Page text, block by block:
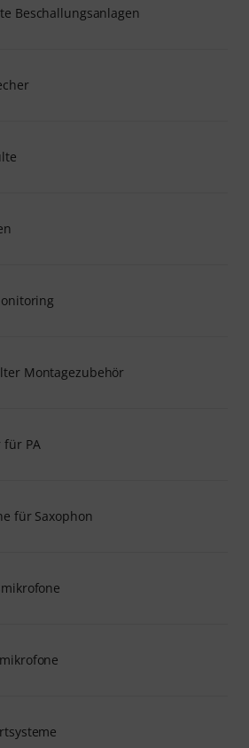
Beschallungsanlagen
Montagezubehör
für PA
für Saxophon